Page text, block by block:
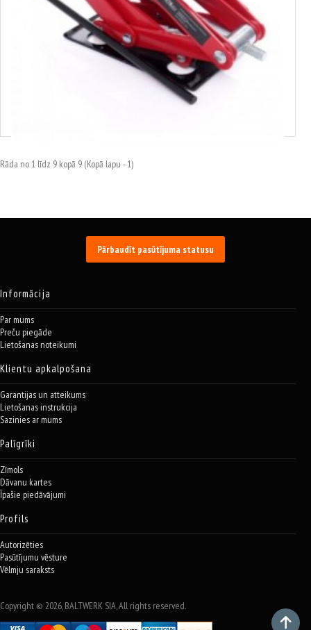
Šķēres pacēlājs 2T, KRAFT&DELE, KD354
Rāda no 1 līdz 9 kopā 9 (Kopā lapu - 1)
Pārbaudīt pasūtījuma statusu
Informācija
Par mums
Preču piegāde
Lietošanas noteikumi
Klientu apkalpošana
Garantijas un atteikums
Lietošanas instrukcija
Sazinies ar mums
Palīgrīki
Zīmols
Dāvanu kartes
Īpašie piedāvājumi
Profils
Autorizēties
Pasūtījumu vēsture
Vēlmju saraksts
Copyright © 2026, BALTWERK SIA, All rights reserved.